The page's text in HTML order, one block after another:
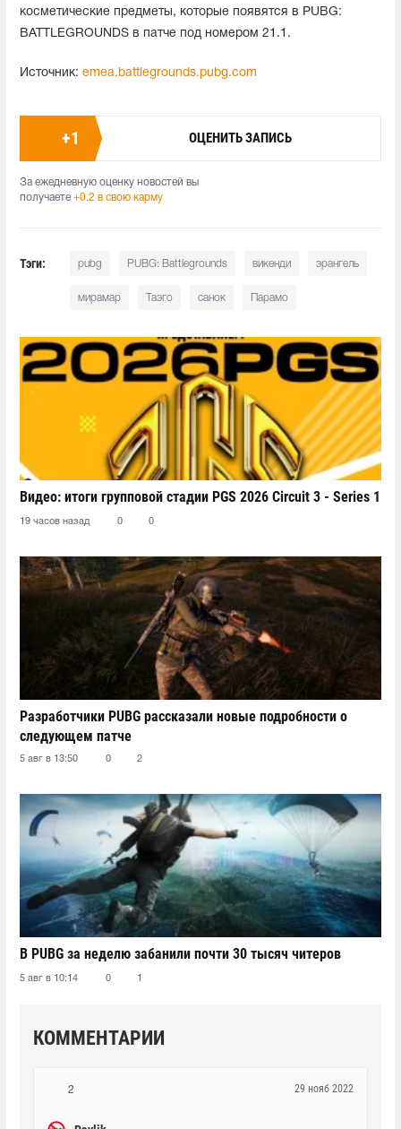
косметические предметы, которые появятся в PUBG:
BATTLEGROUNDS в патче под номером 21.1.
Источник: emea.battlegrounds.pubg.com
+1 ОЦЕНИТЬ ЗАПИСЬ
За ежедневную оценку новостей вы
получаете +0.2 в свою карму
Тэги: pubg PUBG: Battlegrounds викенди эрангель
мирамар Таэго санок Парамо
Видео: итоги групповой стадии PGS 2026 Circuit 3 - Series 1
19 часов назад 0 0
Разработчики PUBG рассказали новые подробности о
следующем патче
5 авг в 13:50 0 2
В PUBG за неделю забанили почти 30 тысяч читеров
5 авг в 10:14 0 1
КОММЕНТАРИИ
2 29 нояб 2022